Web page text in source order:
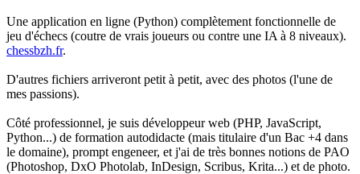
Une application en ligne (Python) complètement fonctionnelle de
jeu d'échecs (coutre de vrais joueurs ou contre une IA à 8 niveaux).
chessbzh.fr.
D'autres fichiers arriveront petit à petit, avec des photos (l'une de
mes passions).
Côté professionnel, je suis développeur web (PHP, JavaScript,
Python...) de formation autodidacte (mais titulaire d'un Bac +4 dans
le domaine), prompt engeneer, et j'ai de très bonnes notions de PAO
(Photoshop, DxO Photolab, InDesign, Scribus, Krita...) et de photo.